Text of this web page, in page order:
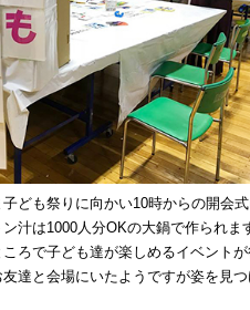
ども祭りに向かい10時からの開会式
汁は1000人分OKの大鍋で作られま
ろで子ども達が楽しめるイベントが
達と会場にいたようですが姿を見